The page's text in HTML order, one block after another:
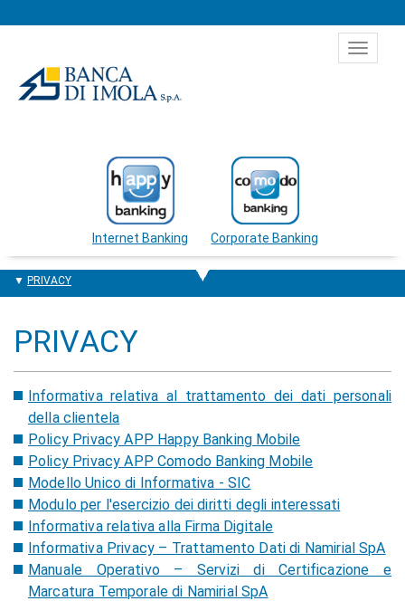
Toggle
Internet Banking Corporate Banking
PRIVACY
PRIVACY
Informativa relativa al trattamento dei dati personali
della clientela
Policy Privacy APP Happy Banking Mobile
Policy Privacy APP Comodo Banking Mobile
Modello Unico di Informativa - SIC
Modulo per l'esercizio dei diritti degli interessati
Informativa relativa alla Firma Digitale
Informativa Privacy – Trattamento Dati di Namirial SpA
Manuale Operativo – Servizi di Certificazione e
Marcatura Temporale di Namirial SpA